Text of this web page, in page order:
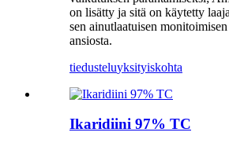
on lisätty ja sitä on käytetty
sen ainutlaatuisen
ansiosta.
tiedusteluyksityiskohta
Ikaridiini 97% TC